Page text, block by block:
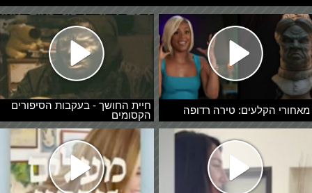
מאחורי הקלעים: טירה רדופה
חיית החושך - בעקבות הסיפורים
הקסומים